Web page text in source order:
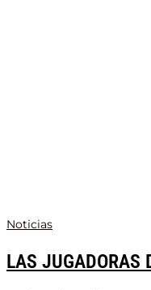
Noticias
LAS JUGADORAS